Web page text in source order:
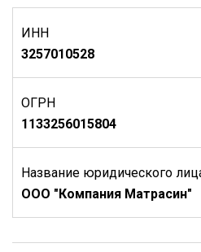
ИНН
3257010528
ОГРН
1133256015804
Название юридического
ООО "Компания Матрасин"